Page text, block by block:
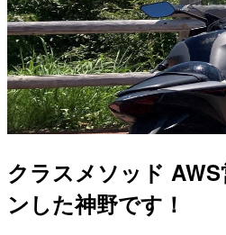
クラスメソッド
ンした神野です！